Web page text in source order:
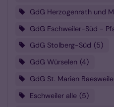
GdG Herzogenrath und
GdG Eschweiler-Süd -
GdG Stolberg-Süd
5
GdG Würselen 4
GdG St. Marien
Eschweiler alle 5